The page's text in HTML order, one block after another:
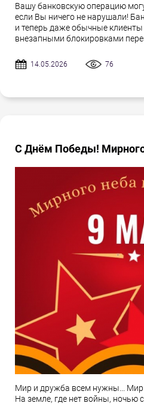
Вашу банковскую операцию
если Вы ничего не нарушали!
и теперь даже обычные клиенты
внезапными блокировками
14.05.2026 76
С Днём Победы!
Мир и дружба всем нужны... Мир
На земле, где нет войны, ночью